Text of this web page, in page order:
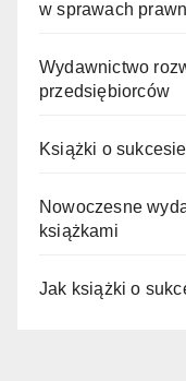
w sprawach
Wydawnictwo
przedsiębiorców
Książki o
Nowoczesne
książkami
Jak książki o